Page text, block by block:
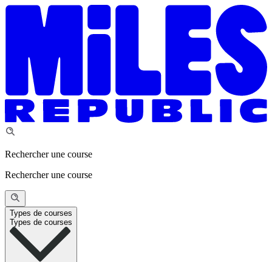
Rechercher une course
Rechercher une course
Types de courses
Types de courses